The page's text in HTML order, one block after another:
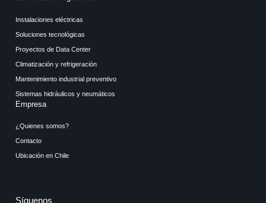
Instalaciones eléctricas
Soluciones tecnológicas
Proyectos de Data Center
Climatización y refrigeración
Mantenimiento industrial preventivo
Sistemas hidráulicos y neumáticos
Empresa
¿Quienes somos?
Contacto
Ubicación en Chile
Síguenos